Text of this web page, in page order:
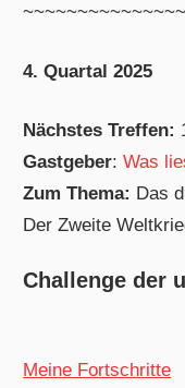
4. Quartal 2025
Nächstes Treffen:
Gastgeber:Was
Zum Thema: Das
Der Zweite
Challenge der
Meine Fortschritte